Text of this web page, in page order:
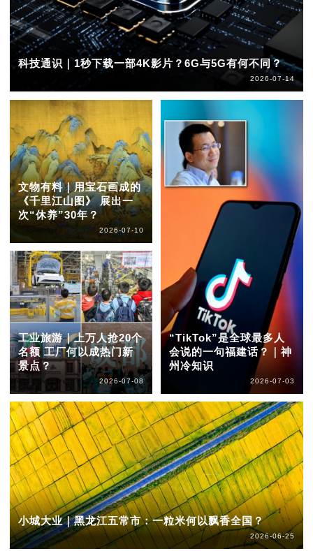
科技通识｜1秒下载一部4K影片？6G与5G有何不同？
2026-07-14
文物有料｜用宝石画成的
《千里江山图》 展出一
次“休养”30年？
2026-07-10
工业旅游｜上万人抢20个
名额 工厂何以成热门新
景点？
2026-07-08
“TikTok”是全球最多人
会说的一句福建话？｜神
州冷知识
2026-07-03
小城大业｜黑龙江五常市：一粒米何以飘香全国？
2026-06-25